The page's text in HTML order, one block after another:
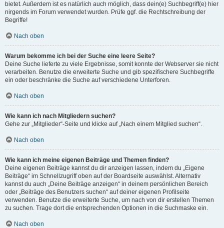
bietet. Außerdem ist es natürlich auch möglich, dass dein(e) Suchbegriff(e) hier
nirgends im Forum verwendet wurden. Prüfe ggf. die Rechtschreibung der
Begriffe!
Nach oben
Warum bekomme ich bei der Suche eine leere Seite?
Deine Suche lieferte zu viele Ergebnisse, somit konnte der Webserver sie nicht
verarbeiten. Benutze die erweiterte Suche und gib spezifischere Suchbegriffe
ein oder beschränke die Suche auf verschiedene Unterforen.
Nach oben
Wie kann ich nach Mitgliedern suchen?
Gehe zur „Mitglieder“-Seite und klicke auf „Nach einem Mitglied suchen“.
Nach oben
Wie kann ich meine eigenen Beiträge und Themen finden?
Deine eigenen Beiträge kannst du dir anzeigen lassen, indem du „Eigene
Beiträge“ im Schnellzugriff oben auf der Boardseite auswählst. Alternativ
kannst du auch „Deine Beiträge anzeigen“ in deinem persönlichen Bereich
oder „Beiträge des Benutzers suchen“ auf deiner eigenen Profilseite
verwenden. Benutze die erweiterte Suche, um nach von dir erstellen Themen
zu suchen. Trage dort die entsprechenden Optionen in die Suchmaske ein.
Nach oben